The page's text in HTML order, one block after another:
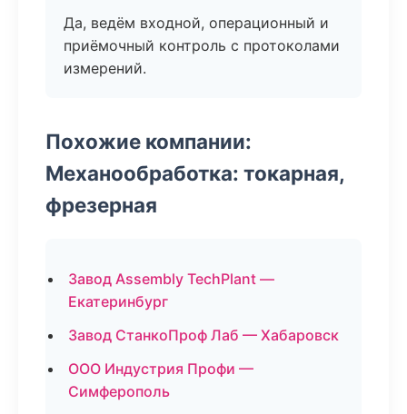
Да, ведём входной, операционный и
приёмочный контроль с протоколами
измерений.
Похожие компании:
Механообработка: токарная,
фрезерная
Завод Assembly TechPlant —
Екатеринбург
Завод СтанкоПроф Лаб — Хабаровск
ООО Индустрия Профи —
Симферополь